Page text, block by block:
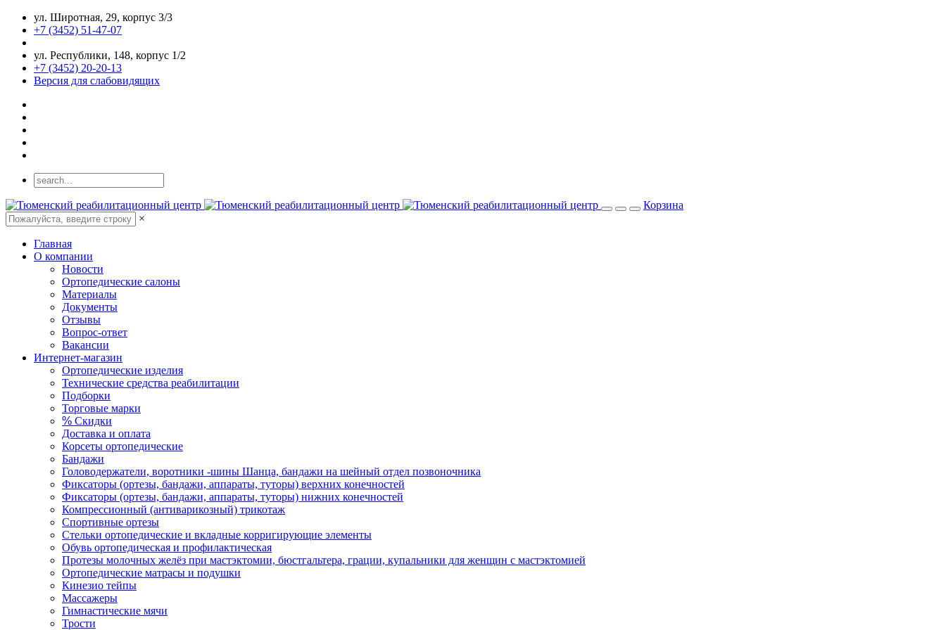
ул. Широтная, 29, корпус 3/3
+7 (3452) 51-47-07
ул. Республики, 148, корпус 1/2
+7 (3452) 20-20-13
Версия для слабовидящих
Корзина
×
Главная
О компании
Новости
Ортопедические салоны
Материалы
Документы
Отзывы
Вопрос-ответ
Вакансии
Интернет-магазин
Ортопедические изделия
Технические средства реабилитации
Подборки
Торговые марки
% Скидки
Доставка и оплата
Корсеты ортопедические
Бандажи
Головодержатели, воротники -шины Шанца, бандажи на шейный отдел позвоночника
Фиксаторы (ортезы, бандажи, аппараты, туторы) верхних конечностей
Фиксаторы (ортезы, бандажи, аппараты, туторы) нижних конечностей
Компрессионный (антиварикозный) трикотаж
Спортивные ортезы
Стельки ортопедические и вкладные корригирующие элементы
Обувь ортопедическая и профилактическая
Протезы молочных желёз при мастэктомии, бюстгальтера, грации, купальники для женщин с мастэктомией
Ортопедические матрасы и подушки
Кинезио тейпы
Массажеры
Гимнастические мячи
Трости